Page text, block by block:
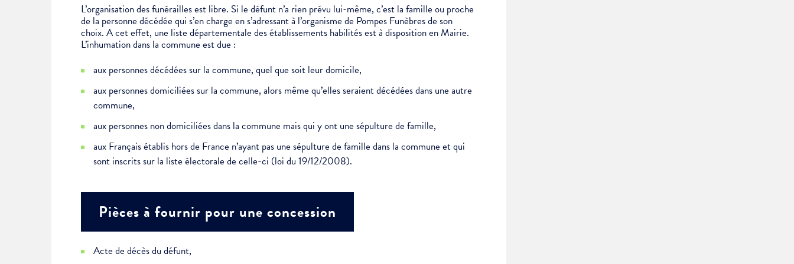
L’organisation des funérailles est libre. Si le défunt n’a rien prévu lui-même, c’est la famille ou proche
de la personne décédée qui s’en charge en s’adressant à l’organisme de Pompes Funèbres de son
choix. A cet effet, une liste départementale des établissements habilités est à disposition en Mairie.
L’inhumation dans la commune est due :
aux personnes décédées sur la commune, quel que soit leur domicile,
aux personnes domiciliées sur la commune, alors même qu’elles seraient décédées dans une autre
commune,
aux personnes non domiciliées dans la commune mais qui y ont une sépulture de famille,
aux Français établis hors de France n’ayant pas une sépulture de famille dans la commune et qui
sont inscrits sur la liste électorale de celle-ci (loi du 19/12/2008).
Pièces à fournir pour une concession
Acte de décès du défunt,